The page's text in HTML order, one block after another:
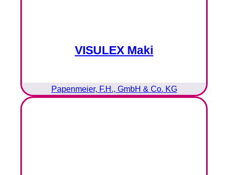
VISULEX Maki
Papenmeier, F.H., GmbH & Co. KG